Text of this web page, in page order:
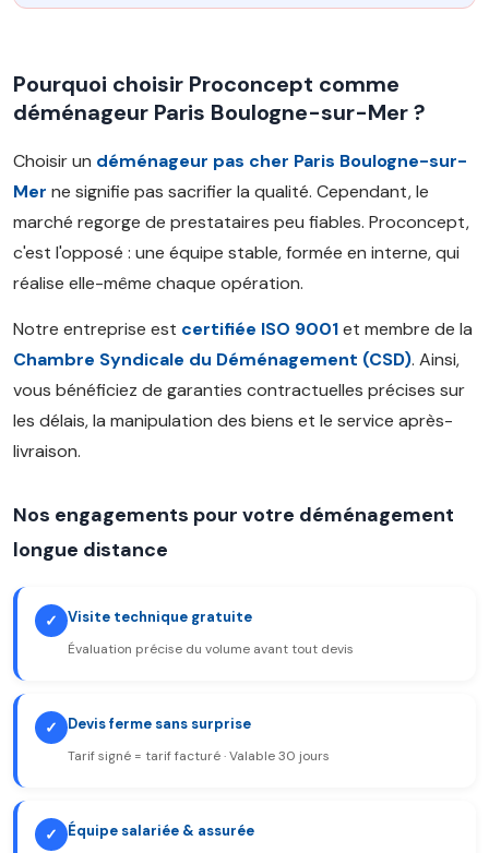
Pourquoi choisir Proconcept comme
déménageur Paris Boulogne-sur-Mer ?
Choisir un déménageur pas cher Paris Boulogne-sur-
Mer ne signifie pas sacrifier la qualité. Cependant, le
marché regorge de prestataires peu fiables. Proconcept,
c'est l'opposé : une équipe stable, formée en interne, qui
réalise elle-même chaque opération.
Notre entreprise est certifiée ISO 9001et membre de la
Chambre Syndicale du Déménagement (CSD). Ainsi,
vous bénéficiez de garanties contractuelles précises sur
les délais, la manipulation des biens et le service après-
livraison.
Nos engagements pour votre déménagement
longue distance
✓ Visite technique gratuite
Évaluation précise du volume avant tout devis
✓ Devis ferme sans surprise
Tarif signé = tarif facturé · Valable 30 jours
✓ Équipe salariée & assurée